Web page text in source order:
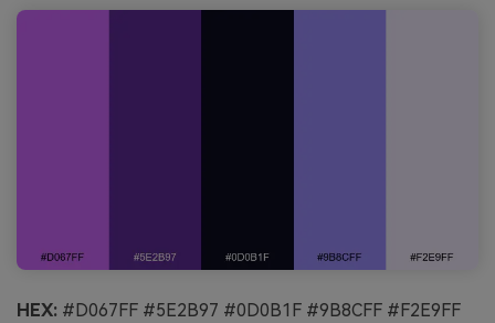
HEX: #D067FF #5E2B97 #0D0B1F #9B8CFF #F2E9FF